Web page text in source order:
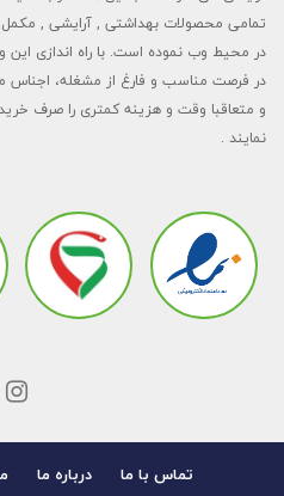
تمامی محصولات بهداشتی , آرایشی , مکمل
در محیط وب نموده است. با راه اندازی
در فرصت مناسب و فارغ از مشغله، اجناس
و متعاقبا وقت و هزینه کمتری را صرف خرید
نمایند .
تماس با ما درباره ما